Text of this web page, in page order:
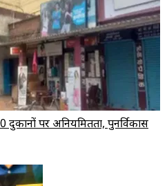
दुकानों पर अनियमितता, पुनर्विकास